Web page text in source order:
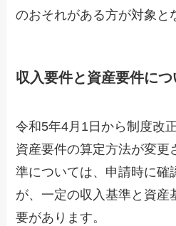
のおそれがある方が対象と
収入要件と資産要件につ
令和5年4月1日から制度改
資産要件の算定方法が変更
準については、申請時に確
が、一定の収入基準と資産
要があります。